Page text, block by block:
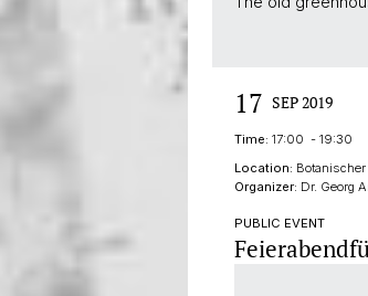
17 SEP 2019
Time: 17:00 - 19:30
Location: Botanischer
Organizer: Dr. Georg
PUBLIC EVENT